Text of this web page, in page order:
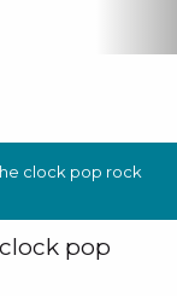
clock pop rock
pop